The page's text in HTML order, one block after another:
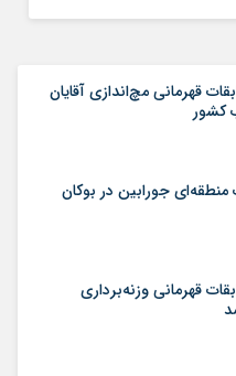
قهرمانی مچ‌اندازی آقایان
کشور
منطقه‌ای جورابین در بوکان
قهرمانی وزنه‌برداری